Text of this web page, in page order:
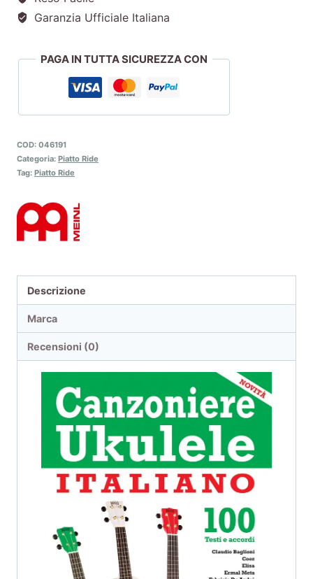
Garanzia Ufficiale Italiana
PAGA IN TUTTA SICUREZZA CON
COD: 046191
Categoria: Piatto Ride
Tag: Piatto Ride
Descrizione
Marca
Recensioni (0)